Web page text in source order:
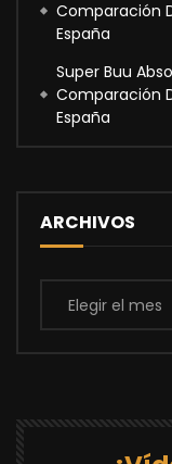
Comparación
España
Super Buu
Comparación
España
ARCHIVOS
Archivos